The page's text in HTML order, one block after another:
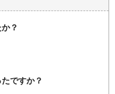
？
ですか？